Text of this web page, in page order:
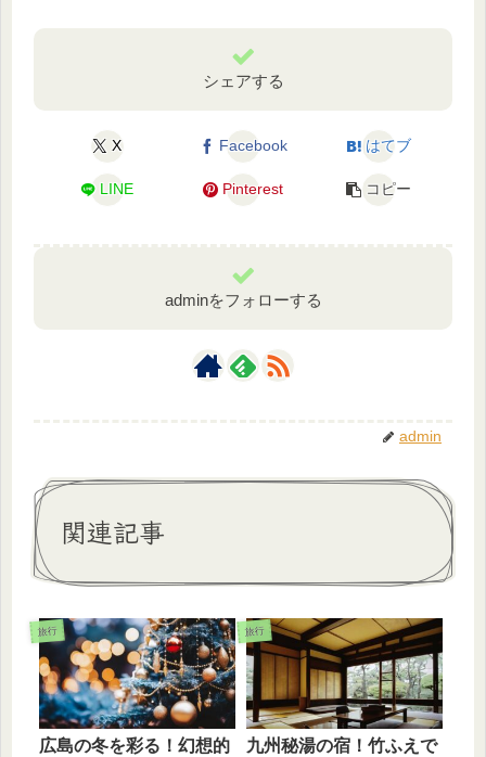
シェアする
X Facebook はてブ
LINE Pinterest コピー
adminをフォローする
admin
関連記事
旅行
広島の冬を彩る！幻想的
旅行
九州秘湯の宿！竹ふえで